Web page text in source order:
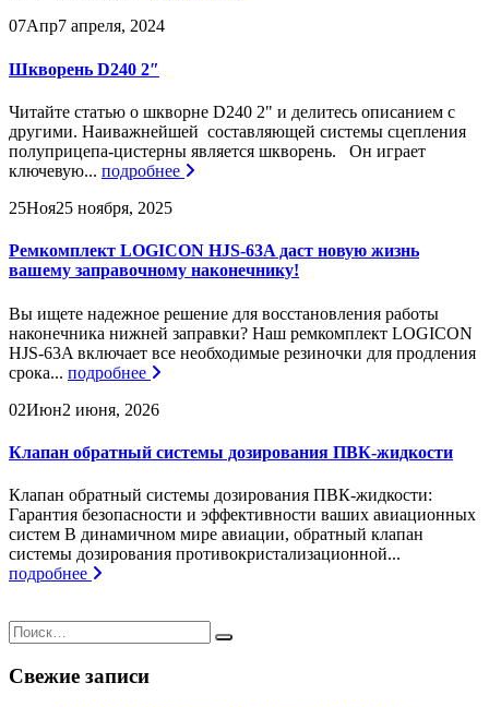
07Апр7 апреля, 2024
Шкворень D240 2″
Читайте статью о шкворне D240 2" и делитесь описанием с
другими. Наиважнейшей составляющей системы сцепления
полуприцепа-цистерны является шкворень. Он играет
ключевую... подробнее
25Ноя25 ноября, 2025
Ремкомплект LOGICON HJS-63A даст новую жизнь
вашему заправочному наконечнику!
Вы ищете надежное решение для восстановления работы
наконечника нижней заправки? Наш ремкомплект LOGICON
HJS-63A включает все необходимые резиночки для продления
срока... подробнее
02Июн2 июня, 2026
Клапан обратный системы дозирования ПВК-жидкости
Клапан обратный системы дозирования ПВК-жидкости:
Гарантия безопасности и эффективности ваших авиационных
систем В динамичном мире авиации, обратный клапан
системы дозирования противокристализационной...
подробнее
Свежие записи